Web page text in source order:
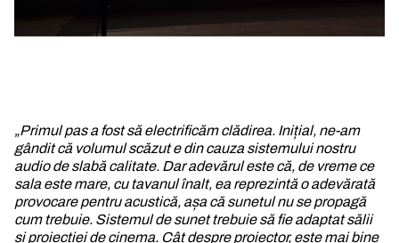
„Primul pas a fost să electrificăm clădirea. Inițial, ne-am
gândit că volumul scăzut e din cauza sistemului nostru
audio de slabă calitate. Dar adevărul este că, de vreme ce
sala este mare, cu tavanul înalt, ea reprezintă o adevărată
provocare pentru acustică, așa că sunetul nu se propagă
cum trebuie. Sistemul de sunet trebuie să fie adaptat sălii
și proiecției de cinema. Cât despre proiector, este mai bine